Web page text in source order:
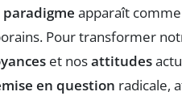
apparaît
Pour transformer
et nosattitudes
en question radicale,